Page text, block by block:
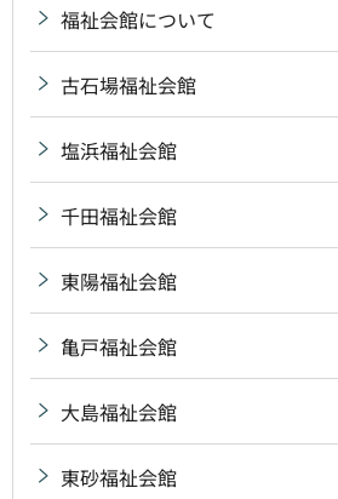
福祉会館について
古石場福祉会館
塩浜福祉会館
千田福祉会館
東陽福祉会館
亀戸福祉会館
大島福祉会館
東砂福祉会館